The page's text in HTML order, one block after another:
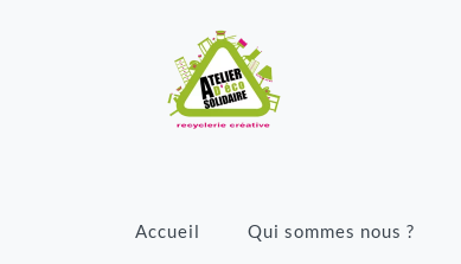
Accueil Qui sommes nous ?